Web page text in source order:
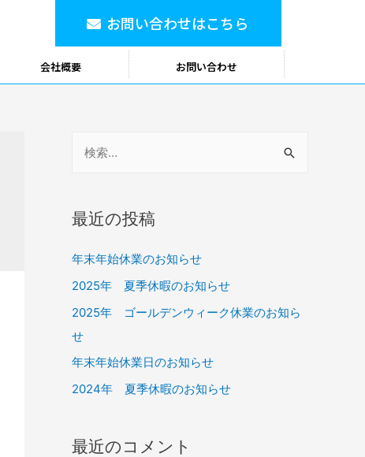
お問い合わせはこちら
会社概要 お問い合わせ
最近の投稿
年末年始休業のお知らせ
2025年 夏季休暇のお知らせ
2025年 ゴールデンウィーク休業のお知ら
せ
年末年始休業日のお知らせ
2024年 夏季休暇のお知らせ
最近のコメント